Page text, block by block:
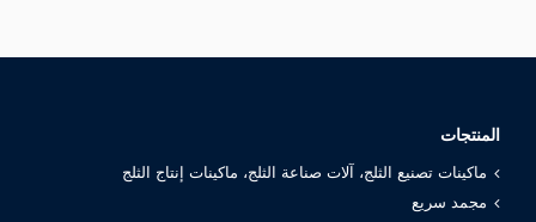
المنتجات
ماكينات تصنيع الثلج، آلات صناعة الثلج، ماكينات إنتاج الثلج
مجمد سريع